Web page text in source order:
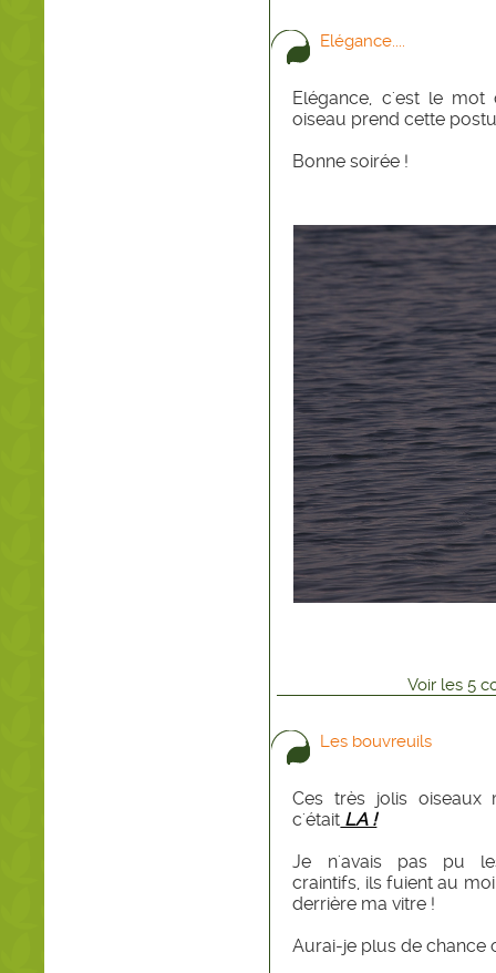
Elégance....
Elégance, c'est le
oiseau prend cette
Bonne soirée !
Voir les 5
Les bouvreuils
Ces très jolis oiseaux
c'était LA !
Je n'avais pas pu les
craintifs, ils fuient au
derrière ma vitre !
Aurai-je plus de chance